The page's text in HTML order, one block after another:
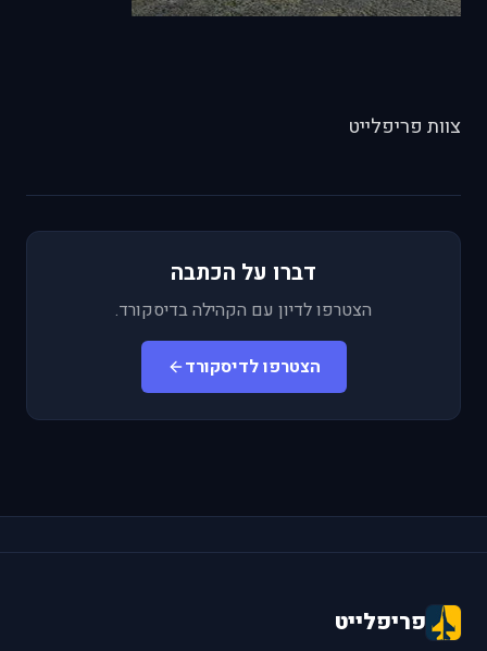
צוות פריפלייט
דברו על הכתבה
הצטרפו לדיון עם הקהילה בדיסקורד.
הצטרפו לדיסקורד
פריפלייט